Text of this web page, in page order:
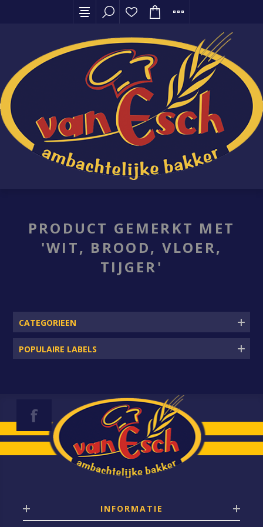
PRODUCT GEMERKT MET
'WIT, BROOD, VLOER,
TIJGER'
CATEGORIEEN
POPULAIRE LABELS
INFORMATIE